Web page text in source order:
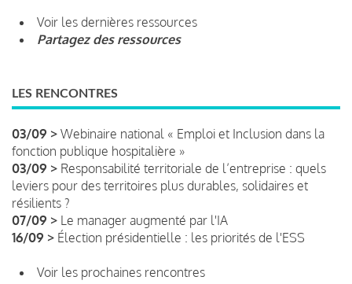
Voir les dernières ressources
Partagez des ressources
LES RENCONTRES
03/09 > Webinaire national « Emploi et Inclusion dans la
fonction publique hospitalière »
03/09 > Responsabilité territoriale de l’entreprise : quels
leviers pour des territoires plus durables, solidaires et
résilients ?
07/09 > Le manager augmenté par l'IA
16/09 > Élection présidentielle : les priorités de l'ESS
Voir les prochaines rencontres